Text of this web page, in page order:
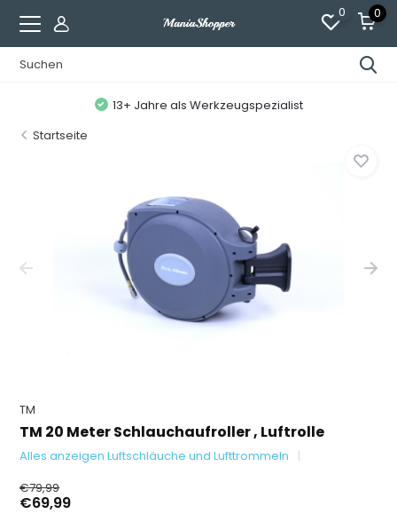
0 0
13+ Jahre als Werkzeugspezialist
Startseite
TM
TM 20 Meter Schlauchaufroller , Luftrolle
Alles anzeigen Luftschläuche und Lufttrommeln
€79,99
€69,99